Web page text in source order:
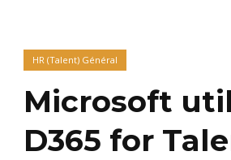
HR (Talent) Général
Microsoft
D365 for